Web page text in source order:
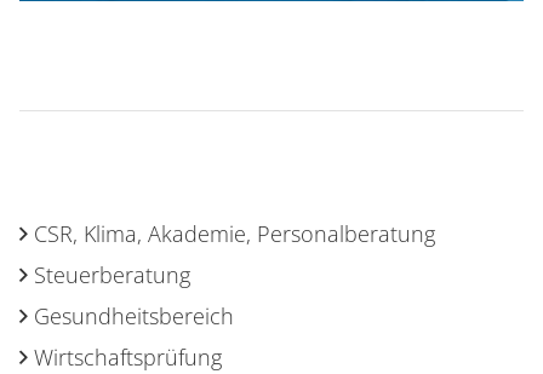
CSR, Klima, Akademie, Personalberatung
Steuerberatung
Gesundheitsbereich
Wirtschaftsprüfung